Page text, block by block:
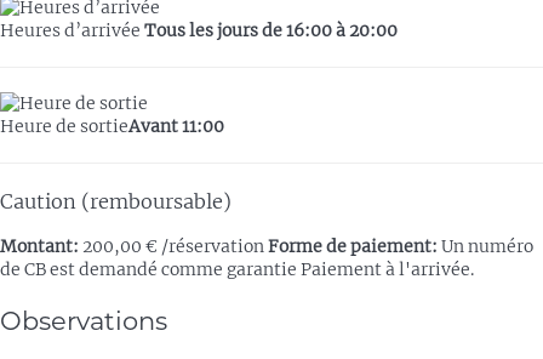
Heures d’arrivée Tous les jours de 16:00 à 20:00
Heure de sortieAvant 11:00
Caution (remboursable)
Montant: 200,00 € /réservationForme de paiement: Un numéro
de CB est demandé comme garantie Paiement à l'arrivée.
Observations